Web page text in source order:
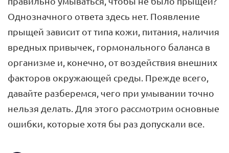
Однозначного ответа здесь нет. Появление
прыщей зависит от типа кожи, питания, наличия
вредных привычек, гормонального баланса в
организме и, конечно, от воздействия внешних
факторов окружающей среды. Прежде всего,
давайте разберемся, чего при умывании точно
нельзя делать. Для этого рассмотрим основные
ошибки, которые хотя бы раз допускали все.